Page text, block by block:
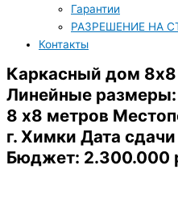
Гарантии
РАЗРЕШЕНИЕ НА
Контакты
Каркасный дом 8х8
Линейные размеры:
8 х8 метров
г. Химки Дата
Бюджет: 2.300.000